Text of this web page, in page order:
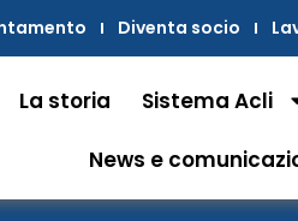
Diventa socio
La storia Sistema Acli
News e